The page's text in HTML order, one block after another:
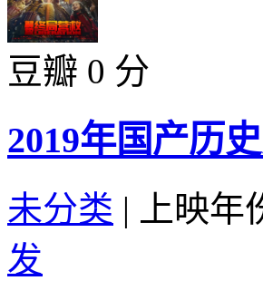
豆瓣 0 分
2019年国产历
未分类 | 上映年
发